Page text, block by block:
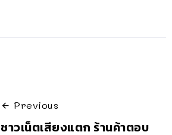
Previous
ชาวเน็ตเสียงแตก ร้านค้าตอบ